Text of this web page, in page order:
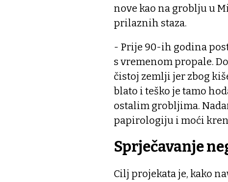
nove kao na groblju u
prilaznih staza.
- Prije 90-ih godina
s vremenom propale.
čistoj zemlji jer zbog
blato i teško je tamo
ostalim grobljima.
papirologiju i moći
Sprječavanje
Cilj projekata je, kako